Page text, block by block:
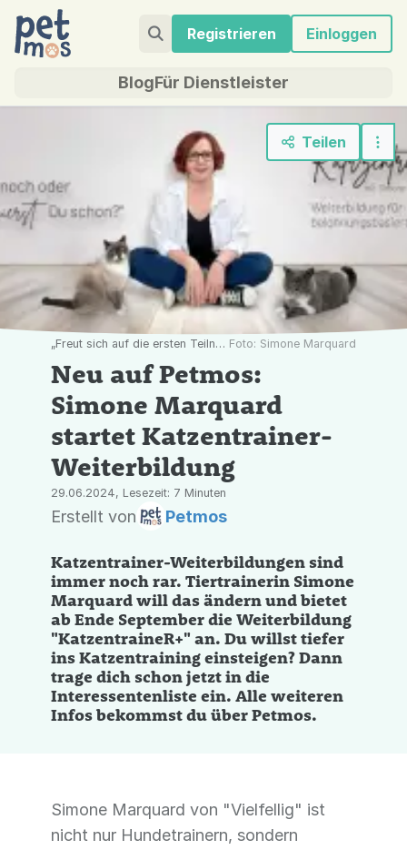
Registrieren Einloggen
BlogFür Dienstleister
Teilen
„Freut sich auf die ersten Teilnehmer ihrer Weiterbildung KatzentraineR+: Simone Marquard mit ihren Lieblingen.“ Foto: Simone Marquard
Neu auf Petmos:
Simone Marquard
startet Katzentrainer-
Weiterbildung
29.06.2024, Lesezeit: 7 Minuten
Erstellt von Petmos
Katzentrainer-Weiterbildungen sind
immer noch rar. Tiertrainerin Simone
Marquard will das ändern und bietet
ab Ende September die Weiterbildung
"KatzentraineR+" an. Du willst tiefer
ins Katzentraining einsteigen? Dann
trage dich schon jetzt in die
Interessentenliste ein. Alle weiteren
Infos bekommst du über Petmos.
Simone Marquard von "Vielfellig" ist
nicht nur Hundetrainern, sondern